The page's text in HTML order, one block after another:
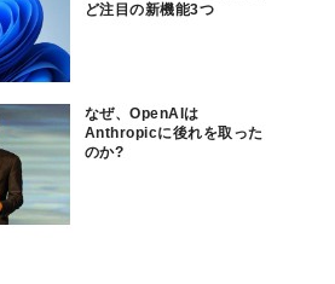
ど注目の新機能3つ
なぜ、OpenAIは
Anthropicに後れを取った
のか?